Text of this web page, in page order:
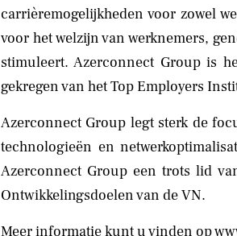
carrièremogelijkheden voor zowel
voor het welzijn van werknemers,
stimuleert. Azerconnect Group is
gekregen van het Top Employers
Azerconnect Group legt sterk de
technologieën en
Azerconnect Group een trots lid
Ontwikkelingsdoelen van de VN.
Meer informatie kunt u vinden op